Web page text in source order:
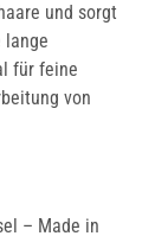
und sorgt
lange
für feine
von
– Made in